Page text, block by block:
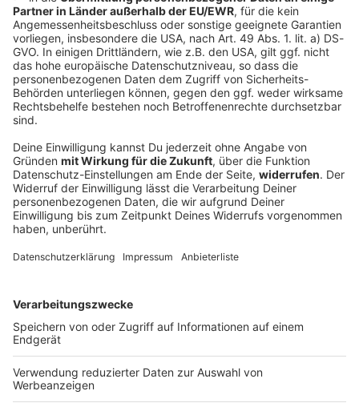
Bis zu 36 Grad - vereinzelt kräftige Gewitter
für Bayern
Viel Sonne und Temperaturen bis zu 36 Grad
bestimmen den Wochenstart in Bayern. Im
Starkregen und Sturmböen möglich.
DEINE GEMERKTEN ARTIKEL
Du hast dir noch keine Artikel gemerkt
Markiere sie hierfür mit einem